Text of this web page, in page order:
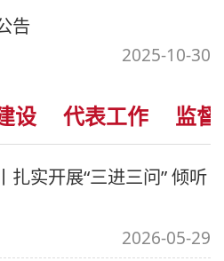
告
2025-10-30
设 代表工作 监
扎实开展“三进三问” 倾听
2026-05-29